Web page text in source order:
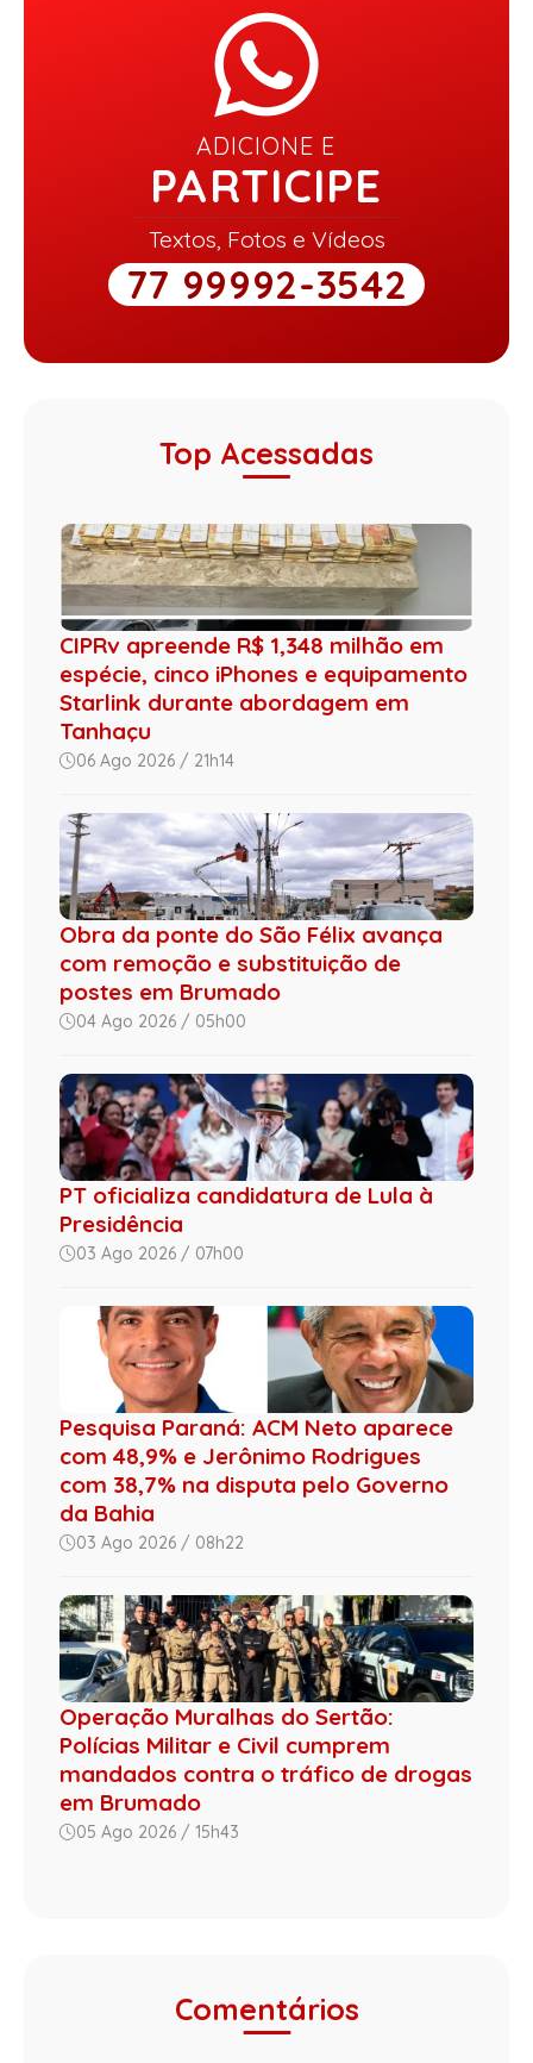
ADICIONE E
PARTICIPE
Textos, Fotos e Vídeos
77 99992-3542
Top Acessadas
CIPRv apreende R$ 1,348 milhão em
espécie, cinco iPhones e equipamento
Starlink durante abordagem em
Tanhaçu
06 Ago 2026 / 21h14
Obra da ponte do São Félix avança
com remoção e substituição de
postes em Brumado
04 Ago 2026 / 05h00
PT oficializa candidatura de Lula à
Presidência
03 Ago 2026 / 07h00
Pesquisa Paraná: ACM Neto aparece
com 48,9% e Jerônimo Rodrigues
com 38,7% na disputa pelo Governo
da Bahia
03 Ago 2026 / 08h22
Operação Muralhas do Sertão:
Polícias Militar e Civil cumprem
mandados contra o tráfico de drogas
em Brumado
05 Ago 2026 / 15h43
Comentários